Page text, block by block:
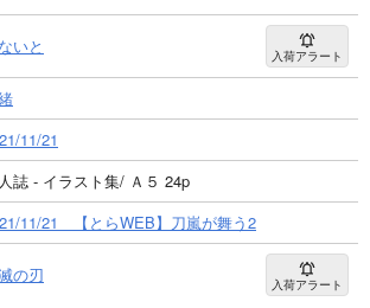
いと 入荷アラート
11/21
誌 - イラスト集/ Ａ５ 24p
11/21 【とらWEB】刀嵐が舞う2
の刃 入荷アラート